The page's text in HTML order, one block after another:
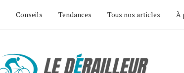
Conseils Tendances Tous nos articles À